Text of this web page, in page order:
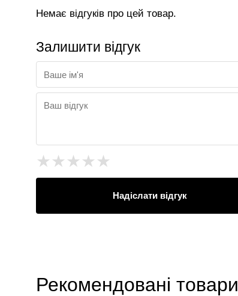
Немає відгуків про цей товар.
Залишити відгук
★★★★★
Надіслати відгук
Рекомендовані товари